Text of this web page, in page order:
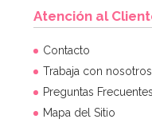
Atención al
Contacto
Trabaja con nosotros
Preguntas Frecuentes
Mapa del Sitio